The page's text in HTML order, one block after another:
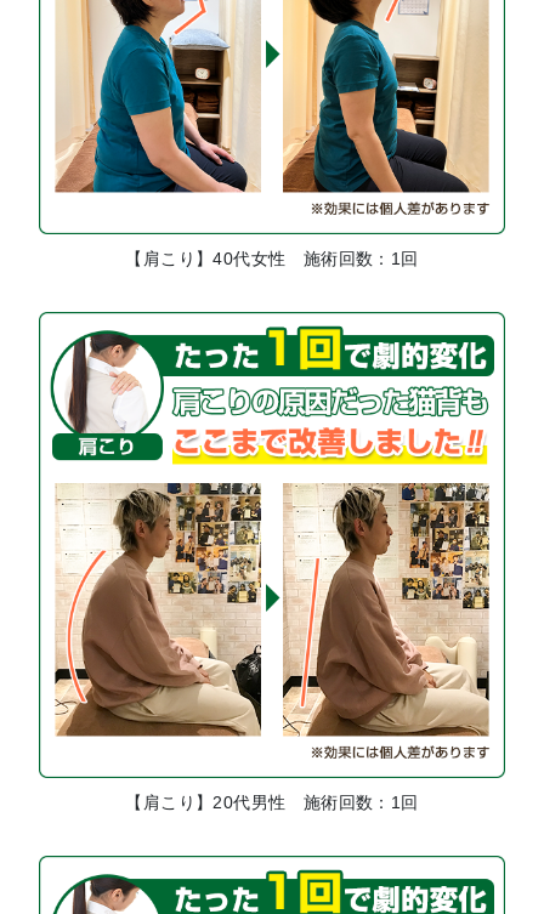
【肩こり】40代女性 施術回数：1回
【肩こり】20代男性 施術回数：1回